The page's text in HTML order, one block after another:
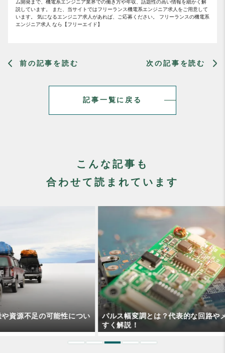
ム開発まで、機電系エンジニア業界での働き方や年収、話題性の高い情報を細かく解
説しています。 また、当サイトではフリーランス機電系エンジニア求人をご用意して
います。 気になるエンジニア求人があれば、ご応募ください。 フリーランスの機電系
エンジニア求人 なら【フリーエイド】
前の記事を読む
記事一覧に戻る
次の記事を読む
こんな記事も
合わせて読まれています
パルス幅変調とは？代表的な回路やメリットなどを分かりや